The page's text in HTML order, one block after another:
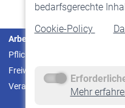
bedarfsgerechte
Cookie-Policy
Mehr
Arbeitgeber
Pflichtversicherung
Freiwillige Versicherung
Veranstaltungen